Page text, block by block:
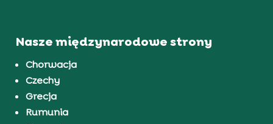
Nasze międzynarodowe strony
Chorwacja
Czechy
Grecja
Rumunia